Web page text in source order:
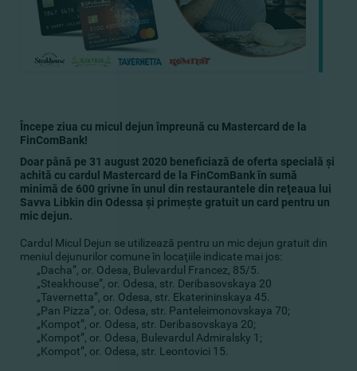
Începe ziua cu micul dejun împreună cu Mastercard de la
FinComBank!
Doar până pe 31 august 2020 beneficiază de oferta specială şi
achită cu cardul Mastercard de la FinComBank în sumă
minimă de 600 grivne în unul din restaurantele din reţeaua lui
Savva Libkin din Odessa şi primeşte gratuit un card pentru un
mic dejun.
Cardul Micul Dejun se utilizează pentru un mic dejun gratuit din
meniul dejunurilor comune în locaţiile indicate mai jos:
„Dacha”, or. Odesa, Bulevardul Francez, 85/5.
„Steakhouse”, or. Odesa, str. Deribasovskaya 20
„Tavernetta”, or. Odesa, str. Ekaterininskaya 45.
„Pan Pizza”, or. Odesa, str. Panteleimonovskaya 70;
„Kompot”, or. Odesa, str. Deribasovskaya 20;
„Kompot”, or. Odesa, Bulevardul Admiralsky 1;
„Kompot”, or. Odesa, str. Leontovici 15.